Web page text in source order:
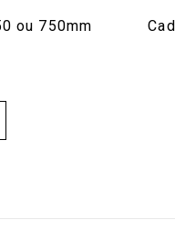
ou 750mm